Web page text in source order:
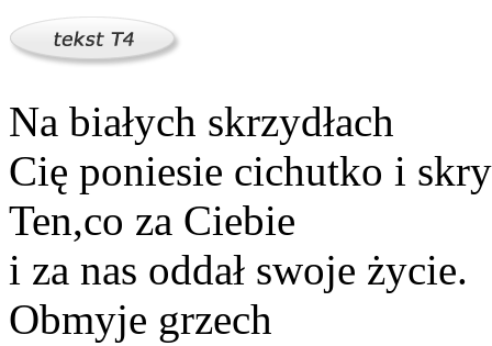
Na białych skrzydłach
Cię poniesie cichutko i
Ten,co za Ciebie
i za nas oddał swoje życie.
Obmyje grzech